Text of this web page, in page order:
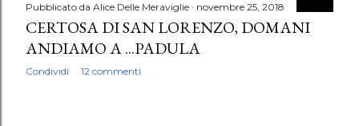
Pubblicato da Alice Delle Meraviglie novembre 25, 2018
CERTOSA DI SAN LORENZO, DOMANI
ANDIAMO A ...PADULA
Condividi 12 commenti